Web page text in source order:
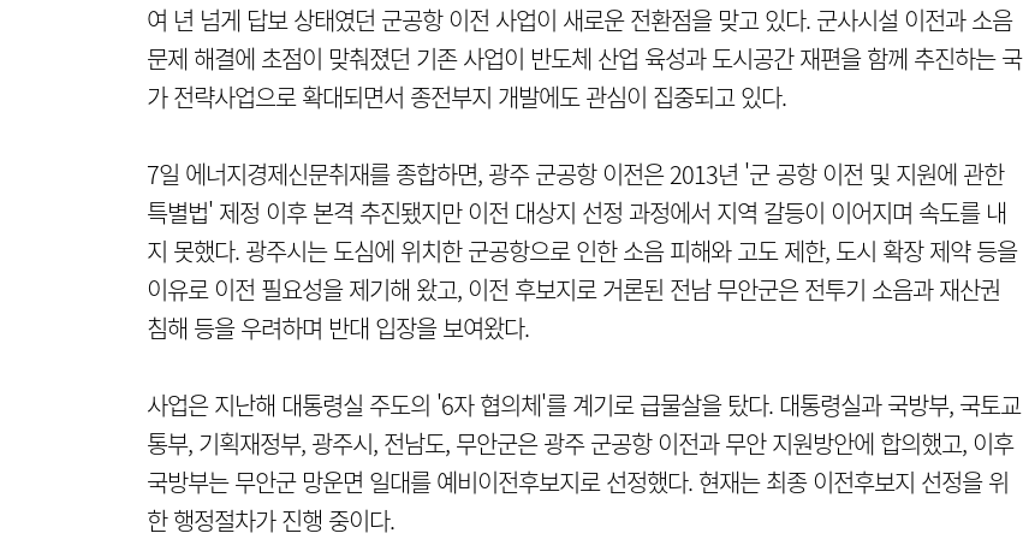
여 년 넘게 답보 상태였던 군공항 이전 사업이 새로운 전환점을 맞고 있다. 군사시설 이전과 소음
문제 해결에 초점이 맞춰졌던 기존 사업이 반도체 산업 육성과 도시공간 재편을 함께 추진하는 국
가 전략사업으로 확대되면서 종전부지 개발에도 관심이 집중되고 있다.
7일 에너지경제신문취재를 종합하면, 광주 군공항 이전은 2013년 '군 공항 이전 및 지원에 관한
특별법' 제정 이후 본격 추진됐지만 이전 대상지 선정 과정에서 지역 갈등이 이어지며 속도를 내
지 못했다. 광주시는 도심에 위치한 군공항으로 인한 소음 피해와 고도 제한, 도시 확장 제약 등을
이유로 이전 필요성을 제기해 왔고, 이전 후보지로 거론된 전남 무안군은 전투기 소음과 재산권
침해 등을 우려하며 반대 입장을 보여왔다.
사업은 지난해 대통령실 주도의 '6자 협의체'를 계기로 급물살을 탔다. 대통령실과 국방부, 국토교
통부, 기획재정부, 광주시, 전남도, 무안군은 광주 군공항 이전과 무안 지원방안에 합의했고, 이후
국방부는 무안군 망운면 일대를 예비이전후보지로 선정했다. 현재는 최종 이전후보지 선정을 위
한 행정절차가 진행 중이다.